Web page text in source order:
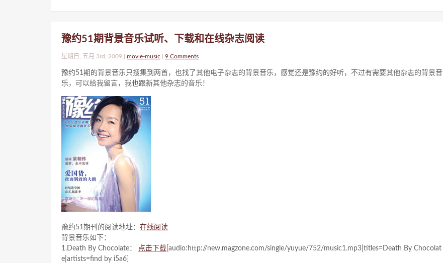
豫约51期背景音乐试听、下载和在线杂志阅读
星期日, 五月 3rd, 2009 | movie-music 9 Comments
豫约51期的背景音乐只搜集到两首，也找了其他电子杂志的背景音乐，感觉还是豫约的好听，不过有需要其他杂志的背景音
乐，可以给我留言，我也跟新其他杂志的音乐！
豫约51期刊的阅读地址： 在线阅读
背景音乐如下：
1.Death By Chocolate： 点击下载 [audio:http://new.magzone.com/single/yuyue/752/music1.mp3|titles=Death By Chocolat
e|artists=find by i5a6]